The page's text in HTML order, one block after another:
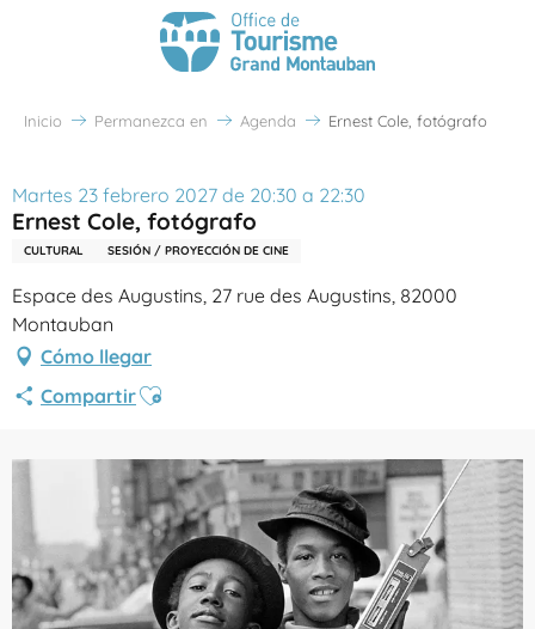
Inicio Permanezca en Agenda Ernest Cole, fotógrafo
Martes 23 febrero 2027 de 20:30 a 22:30
Ernest Cole, fotógrafo
CULTURAL SESIÓN / PROYECCIÓN DE CINE
Espace des Augustins, 27 rue des Augustins, 82000
Montauban
Cómo llegar
CompartirAjouter aux favoris